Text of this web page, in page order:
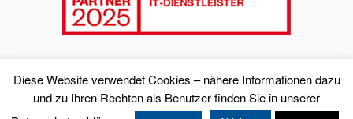
Diese Website verwendet Cookies – nähere Informationen dazu
und zu Ihren Rechten als Benutzer finden Sie in unserer